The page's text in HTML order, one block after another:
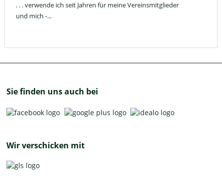
. . . verwende ich seit Jahren für meine Vereinsmitglieder
und mich -...
Sie finden uns auch bei
Wir verschicken mit